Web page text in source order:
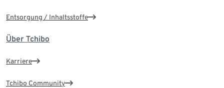
Entsorgung / Inhaltsstoffe
Über Tchibo
Karriere
Tchibo Community